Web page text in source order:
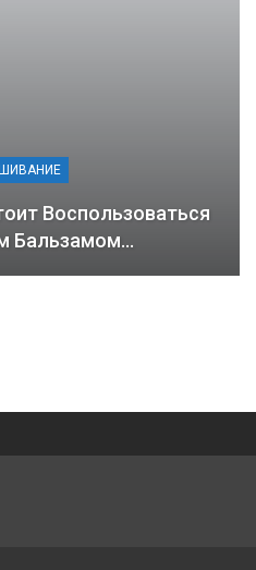
Воспользоваться
Бальзамом…